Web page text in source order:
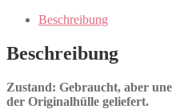
Beschreibung
Beschreibung
Zustand: Gebraucht, aber
der Originalhülle geliefert.